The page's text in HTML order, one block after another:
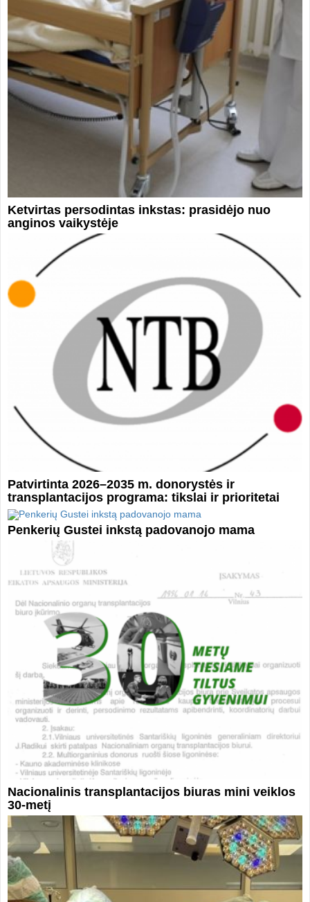
Ketvirtas persodintas inkstas: prasidėjo nuo
anginos vaikystėje
Patvirtinta 2026–2035 m. donorystės ir
transplantacijos programa: tikslai ir prioritetai
Penkerių Gustei inkstą padovanojo mama
Nacionalinis transplantacijos biuras mini veiklos
30-metį